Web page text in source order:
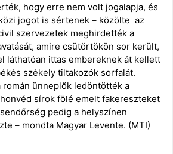
hogy erre nem volt jogalapja, és
jogot is sértenek – közölte az
szervezetek meghirdették a
amire csütörtökön sor került,
láthatóan ittas embereknek át kellett
székely tiltakozók sorfalát.
román ünneplők ledöntötték a
sírok fölé emelt fakereszteket
pedig a helyszínen
– mondta Magyar Levente. (MTI)